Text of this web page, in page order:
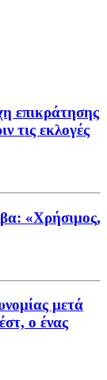
τις εκλογές
«Χρήσιμος,
μετά
ο ένας